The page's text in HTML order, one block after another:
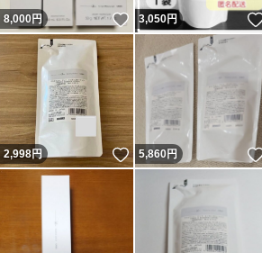
8,000円 いいね！
3,050円
2,998円 いいね！
5,860円